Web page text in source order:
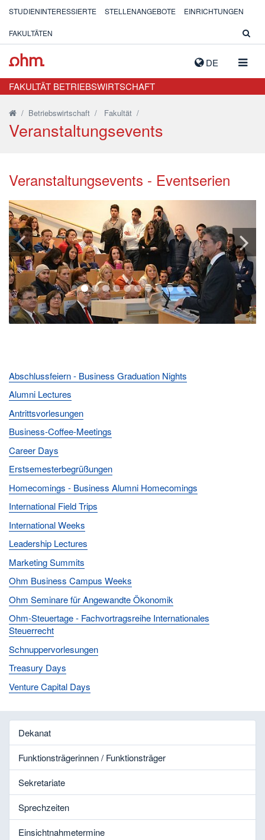
DE
STUDIENINTERESSIERTE STELLENANGEBOTE EINRICHTUNGEN
FAKULTÄTEN
FAKULTÄT BETRIEBSWIRTSCHAFT
/ Betriebswirtschaft / Fakultät /
Veranstaltungsevents
Veranstaltungsevents - Eventserien
1 2 3 4 5 6 7 8 9 10
Abschlussfeiern - Business Graduation Nights
Alumni Lectures
Antrittsvorlesungen
Business-Coffee-Meetings
Career Days
Erstsemesterbegrüßungen
Homecomings - Business Alumni Homecomings
International Field Trips
International Weeks
Leadership Lectures
Marketing Summits
Ohm Business Campus Weeks
Ohm Seminare für Angewandte Ökonomik
Ohm-Steuertage - Fachvortragsreihe Internationales
Steuerrecht
Schnuppervorlesungen
Treasury Days
Venture Capital Days
Dekanat
Funktionsträgerinnen / Funktionsträger
Sekretariate
Sprechzeiten
Einsichtnahmetermine